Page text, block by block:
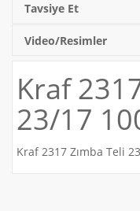
Tavsiye Et
Video/Resimler
Kraf
23/17
Kraf 2317 Zımba Teli